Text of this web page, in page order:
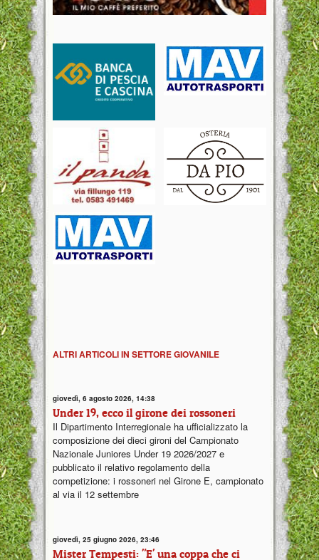
ALTRI ARTICOLI IN SETTORE GIOVANILE
giovedì, 6 agosto 2026, 14:38
Under 19, ecco il girone dei rossoneri
Il Dipartimento Interregionale ha ufficializzato la
composizione dei dieci gironi del Campionato
Nazionale Juniores Under 19 2026/2027 e
pubblicato il relativo regolamento della
competizione: i rossoneri nel Girone E, campionato
al via il 12 settembre
giovedì, 25 giugno 2026, 23:46
Mister Tempesti: "E' una coppa che ci